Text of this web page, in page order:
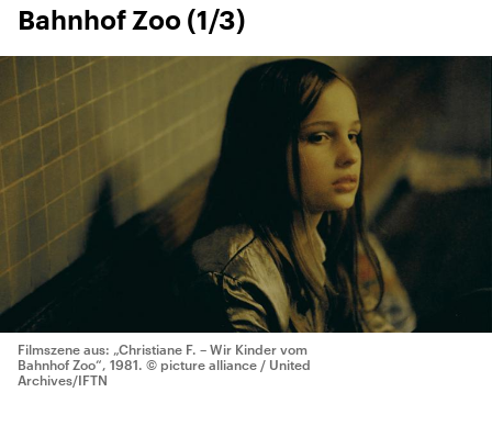
Bahnhof Zoo (1/3)
Filmszene aus: „Christiane F. – Wir Kinder vom
Bahnhof Zoo“, 1981. © picture alliance / United
Archives/IFTN